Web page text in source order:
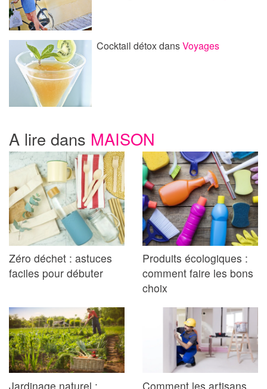
Cocktail détoxdansVoyages
A lire dans MAISON
Zéro déchet : astuces
faciles pour débuter
Produits écologiques :
comment faire les bons
choix
Jardinage naturel : Comment les artisans